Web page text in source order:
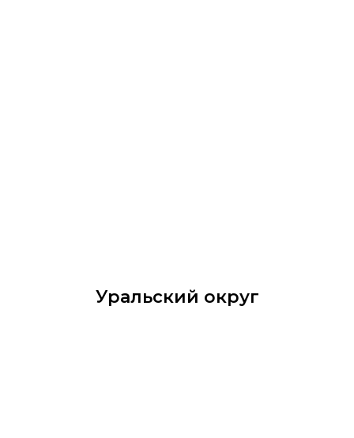
Уральский округ